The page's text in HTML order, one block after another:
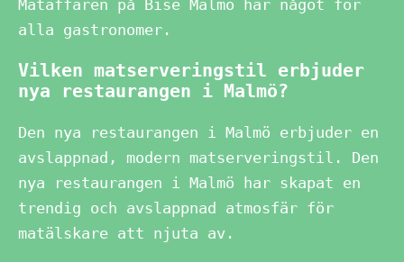
Mataffären på Bise Malmö har något för
alla gastronomer.
Vilken matserveringstil erbjuder
nya restaurangen i Malmö?
Den nya restaurangen i Malmö erbjuder en
avslappnad, modern matserveringstil. Den
nya restaurangen i Malmö har skapat en
trendig och avslappnad atmosfär för
matälskare att njuta av.